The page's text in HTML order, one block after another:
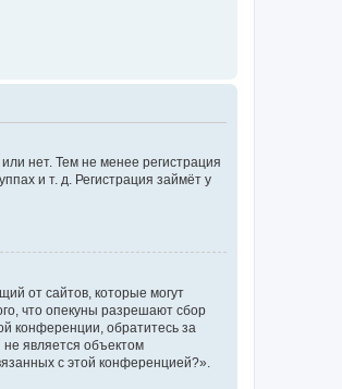
нет. Тем не менее регистрация
и т. д. Регистрация займёт у
от сайтов, которые могут
что опекуны разрешают сбор
конференции, обратитесь за
является объектом
с этой конференцией?».